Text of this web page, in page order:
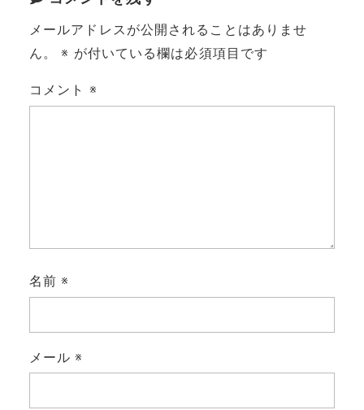
メールアドレスが公開されることはありませ
ん。
※ が付いている欄は必須項目です
コメント ※
名前※
メール※